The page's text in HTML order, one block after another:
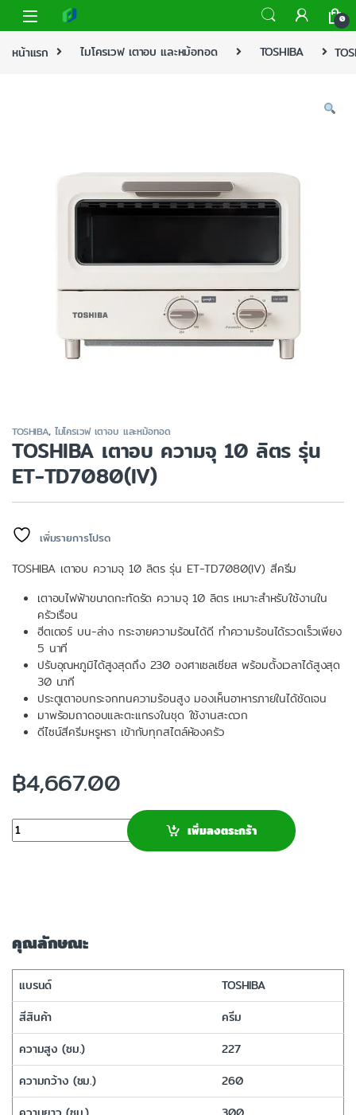
0
หน้าแรก ไมโครเวฟ เตาอบ และหม้อทอด TOSHIBA
TOSHIBA, ไมโครเวฟ เตาอบ และหม้อทอด
TOSHIBA เตาอบ ความจุ 10 ลิตร รุ่น
ET-TD7080(IV)
เพิ่มรายการโปรด
TOSHIBA เตาอบ ความจุ 10 ลิตร รุ่น ET-TD7080(IV) สีครีม
เตาอบไฟฟ้าขนาดกะทัดรัด ความจุ 10 ลิตร เหมาะสำหรับใช้งานใน
ครัวเรือน
ฮีตเตอร์ บน-ล่าง กระจายความร้อนได้ดี ทำความร้อนได้รวดเร็วเพียง
5 นาที
ปรับอุณหภูมิได้สูงสุดถึง 230 องศาเซลเซียส พร้อมตั้งเวลาได้สูงสุด
30 นาที
ประตูเตาอบกระจกทนความร้อนสูง มองเห็นอาหารภายในได้ชัดเจน
มาพร้อมถาดอบและตะแกรงในชุด ใช้งานสะดวก
ดีไซน์สีครีมหรูหรา เข้ากับทุกสไตล์ห้องครัว
฿4,667.00
จำนวน เพิ่มลงตระกร้า
คุณลักษณะ
แบรนด์
TOSHIBA
สีสินค้า
ครีม
ความสูง (ซม.)
227
ความกว้าง (ซม.)
260